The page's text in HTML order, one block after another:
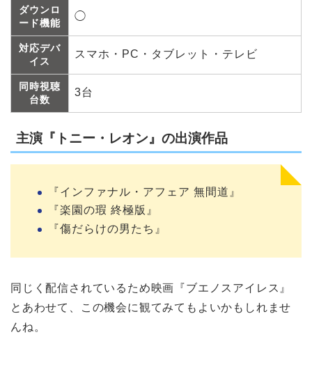
ダウンロ
ード機能
◯
対応デバ
イス
スマホ・PC・タブレット・テレビ
同時視聴
台数
3台
主演『トニー・レオン』の出演作品
『インファナル・アフェア 無間道』
『楽園の瑕 終極版』
『傷だらけの男たち』
同じく配信されているため映画『ブエノスアイレス』
とあわせて、この機会に観てみてもよいかもしれませ
んね。